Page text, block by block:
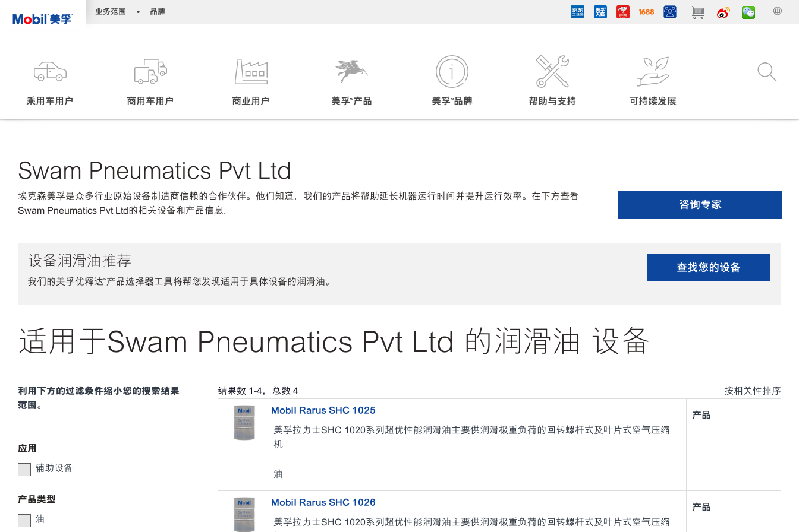
业务范围 • 品牌
乘用车用户 商用车用户 商业用户 美孚™产品 美孚™品牌 帮助与支持 可持续发展
Swam Pneumatics Pvt Ltd
埃克森美孚是众多行业原始设备制造商信赖的合作伙伴。他们知道，我们的产品将帮助延长机器运行时间并提升运行效率。在下方查看
Swam Pneumatics Pvt Ltd的相关设备和产品信息.
咨询专家
设备润滑油推荐
我们的美孚优释达℠产品选择器工具将帮您发现适用于具体设备的润滑油。
查找您的设备
适用于Swam Pneumatics Pvt Ltd 的润滑油 设备
利用下方的过滤条件缩小您的搜索结果
范围。
应用
辅助设备
产品类型
油
结果数 1-4，总数 4 按相关性排序
Mobil Rarus SHC 1025
美孚拉力士SHC 1020系列超优性能润滑油主要供润滑极重负荷的回转螺杆式及叶片式空气压缩
机
油
产品
Mobil Rarus SHC 1026
美孚拉力士SHC 1020系列超优性能润滑油主要供润滑极重负荷的回转螺杆式及叶片式空气压缩
产品